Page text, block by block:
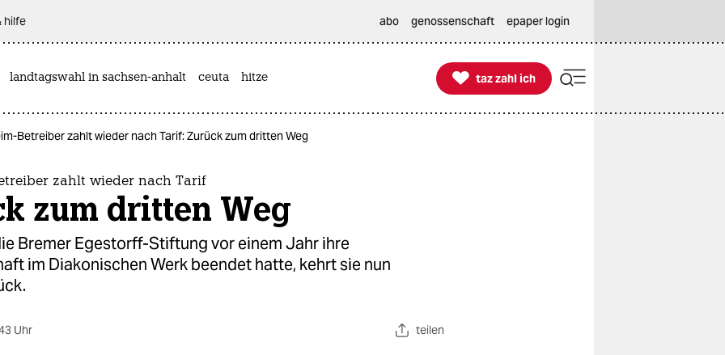
hilfe abo genossenschaft epaper login
landtagswahl in sachsen-anhalt ceuta hitze 
taz zahl ich
taz zahl ich
Betreiber zahlt wieder nach Tarif: Zurück zum dritten Weg
zahlt wieder nach Tarif
zum dritten Weg
Bremer Egestorff-Stiftung vor einem Jahr ihre
im Diakonischen Werk beendet hatte, kehrt sie nun
Uhr teilen